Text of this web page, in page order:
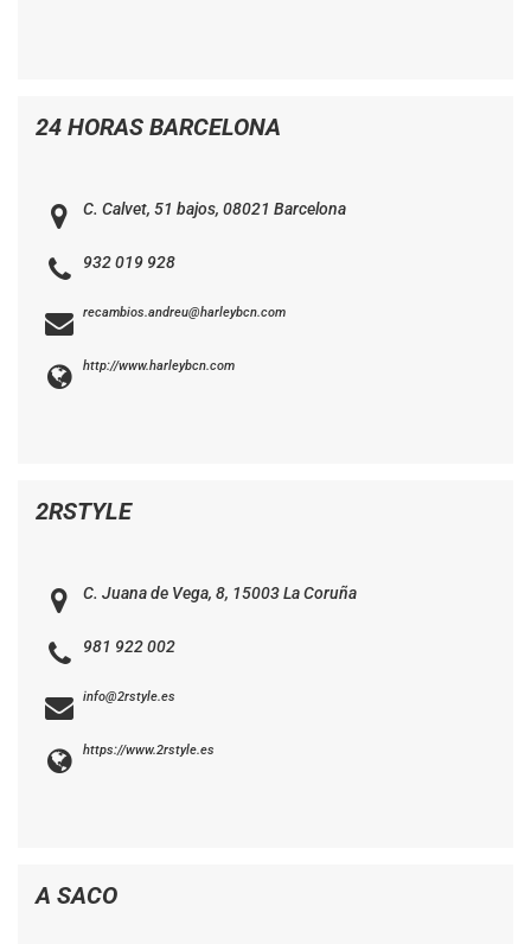
24 HORAS BARCELONA
C. Calvet, 51 bajos, 08021 Barcelona
932 019 928
recambios.andreu@harleybcn.com
http://www.harleybcn.com
2RSTYLE
C. Juana de Vega, 8, 15003 La Coruña
981 922 002
info@2rstyle.es
https://www.2rstyle.es
A SACO